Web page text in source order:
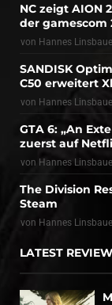
NC zeigt AION
der gamescom
von Hannes
SANDISK
C50 erweitert
von Hannes
GTA 6: „An
zuerst auf
von Hannes
The Division
Steam
von Hannes
LATEST